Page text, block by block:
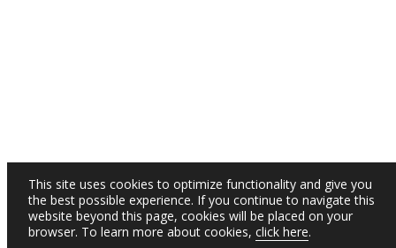
This site uses cookies to optimize functionality and give you
the best possible experience. If you continue to navigate this
website beyond this page, cookies will be placed on your
browser. To learn more about cookies, click here.